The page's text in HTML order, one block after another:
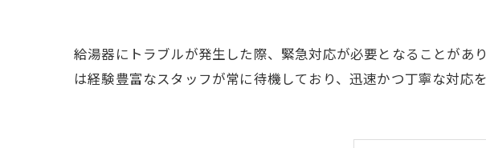
給湯器にトラブルが発生した際、緊急対応が必要となることがあ
は経験豊富なスタッフが常に待機しており、迅速かつ丁寧な対応